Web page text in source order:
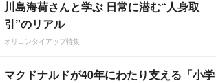
川島海荷さんと学ぶ 日常に潜む“人身取
引”のリアル
オリコンタイアップ特集
マクドナルドが40年にわたり支える「小学